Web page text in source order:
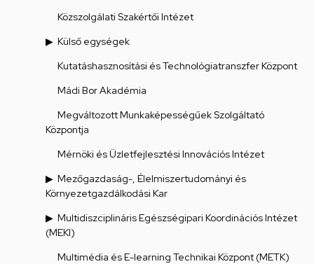
Közszolgálati Szakértői Intézet
Külső egységek
Kutatáshasznosítási és Technológiatranszfer Központ
Mádi Bor Akadémia
Megváltozott Munkaképességűek Szolgáltató
Központja
Mérnöki és Üzletfejlesztési Innovációs Intézet
Mezőgazdaság-, Élelmiszertudományi és
Környezetgazdálkodási Kar
Multidiszciplináris Egészségipari Koordinációs Intézet
(MEKI)
Multimédia és E-learning Technikai Központ (METK)